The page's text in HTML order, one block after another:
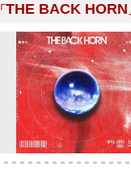
「THE BACK HORN